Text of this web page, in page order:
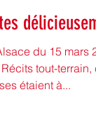
du 15
tout-
étaient à...